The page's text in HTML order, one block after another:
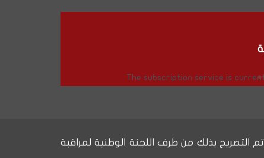
The subscription service is
بياناتكم الشخصية وتصحيحها والتعرض عن معالجتهاوفقًا لمقتضيات القانون رقم 09-08 حيث تم التصريح بذلك من طرف اللجنة الوطنية لمراقبة